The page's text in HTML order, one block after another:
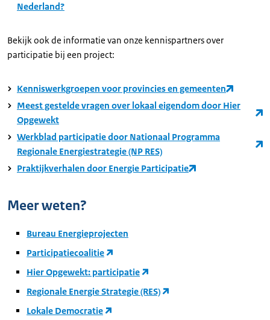
Nederland?
Bekijk ook de informatie van onze kennispartners over
participatie bij een project:
Kenniswerkgroepen voor provincies en gemeenten
Meest gestelde vragen over lokaal eigendom door Hier
Opgewekt
Werkblad participatie door Nationaal Programma
Regionale Energiestrategie (NP RES)
Praktijkverhalen door Energie Participatie
Meer weten?
Bureau Energieprojecten
Participatiecoalitie
Hier Opgewekt: participatie
Regionale Energie Strategie (RES)
Lokale Democratie